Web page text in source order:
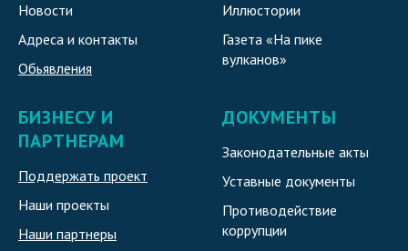
Новости
Адреса и контакты
Обьявления
Иллюстории
Газета «На пике
вулканов»
БИЗНЕСУ И
ПАРТНЕРАМ
Поддержать проект
Наши проекты
Наши партнеры
ДОКУМЕНТЫ
Законодательные акты
Уставные документы
Противодействие
коррупции